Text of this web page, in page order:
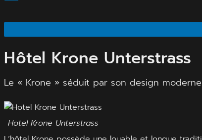
Hôtel Krone Unterstrass
Le « Krone » séduit par son design
Hotel Krone Unterstrass